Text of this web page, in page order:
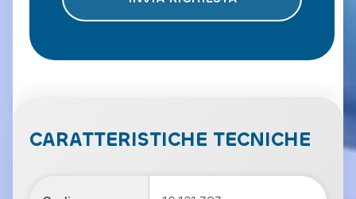
c
y
CARATTERISTICHE TECNICHE